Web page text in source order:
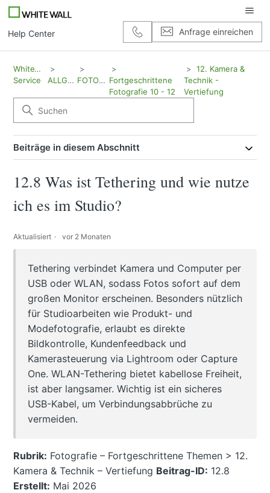
Help Center Anfrage einreichen
WhiteWall
Service
ALLGEMEIN FOTOGRAFIE
Fortgeschrittene
Fotografie 10 - 12
12. Kamera &
Technik -
Vertiefung
Beiträge in diesem Abschnitt
12.8 Was ist Tethering und wie nutze
ich es im Studio?
Aktualisiert vor 2 Monaten
Tethering verbindet Kamera und Computer per
USB oder WLAN, sodass Fotos sofort auf dem
großen Monitor erscheinen. Besonders nützlich
für Studioarbeiten wie Produkt- und
Modefotografie, erlaubt es direkte
Bildkontrolle, Kundenfeedback und
Kamerasteuerung via Lightroom oder Capture
One. WLAN-Tethering bietet kabellose Freiheit,
ist aber langsamer. Wichtig ist ein sicheres
USB-Kabel, um Verbindungsabbrüche zu
vermeiden.
Rubrik: Fotografie – Fortgeschrittene Themen > 12.
Kamera & Technik – Vertiefung Beitrag-ID: 12.8
Erstellt: Mai 2026